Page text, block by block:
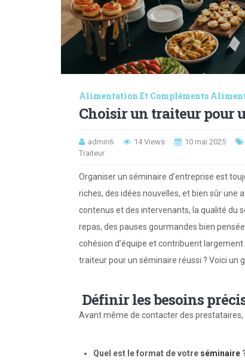
Alimentation Et Compléments
Choisir un traiteur pour
admin6 14 Views 10 mai 2025
Traiteur
Organiser un séminaire d’entreprise est
riches, des idées nouvelles, et bien sûr une
contenus et des intervenants, la qualité du
repas, des pauses gourmandes bien
cohésion d’équipe et contribuent
traiteur pour un séminaire réussi ? Voici un
Définir les besoins
Avant même de contacter des
Quel est le format de votre séminaire